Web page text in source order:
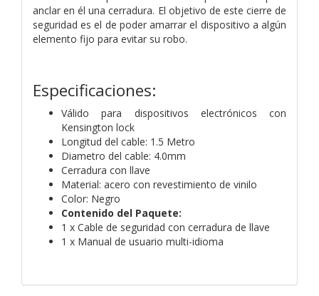
anclar en él una cerradura. El objetivo de este cierre de
seguridad es el de poder amarrar el dispositivo a algún
elemento fijo para evitar su robo.
Especificaciones:
Válido para dispositivos electrónicos con
Kensington lock
Longitud del cable: 1.5 Metro
Diametro del cable: 4.0mm
Cerradura con llave
Material: acero con revestimiento de vinilo
Color: Negro
Contenido del Paquete:
1 x Cable de seguridad con cerradura de llave
1 x Manual de usuario multi-idioma